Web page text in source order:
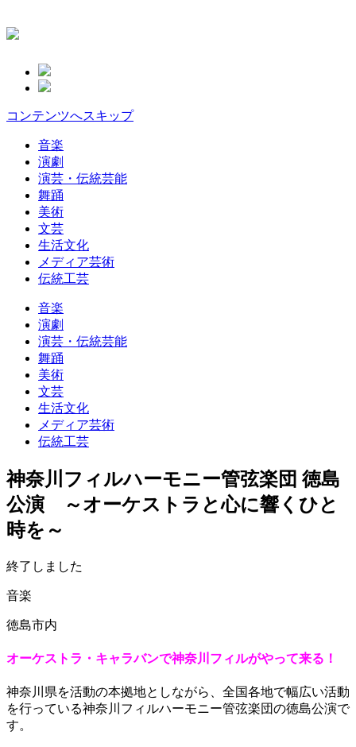
コンテンツへスキップ
音楽
演劇
演芸・伝統芸能
舞踊
美術
文芸
生活文化
メディア芸術
伝統工芸
音楽
演劇
演芸・伝統芸能
舞踊
美術
文芸
生活文化
メディア芸術
伝統工芸
神奈川フィルハーモニー管弦楽団 徳島
公演 ～オーケストラと心に響くひと
時を～
終了しました
音楽
徳島市内
オーケストラ・キャラバンで神奈川フィルがやって来る！
神奈川県を活動の本拠地としながら、全国各地で幅広い活動
を行っている神奈川フィルハーモニー管弦楽団の徳島公演で
す。